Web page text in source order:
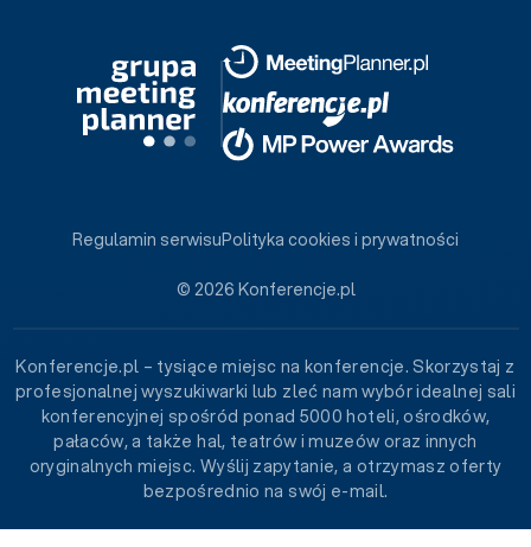
© 2026 Konferencje.pl
Regulamin serwisuPolityka cookies i prywatności
Konferencje.pl – tysiące miejsc na konferencje. Skorzystaj z
profesjonalnej wyszukiwarki lub zleć nam wybór idealnej sali
konferencyjnej spośród ponad 5000 hoteli, ośrodków,
pałaców, a także hal, teatrów i muzeów oraz innych
oryginalnych miejsc. Wyślij zapytanie, a otrzymasz oferty
bezpośrednio na swój e-mail.